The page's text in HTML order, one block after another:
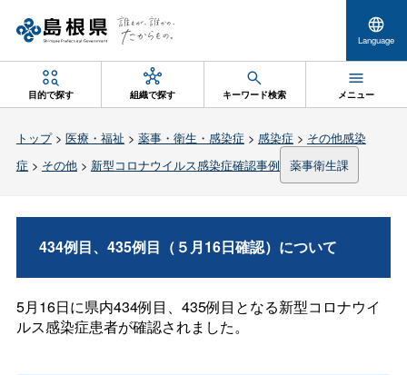
Language
目的で探す 組織で探す キーワード検索 メニュー
トップ> 医療・福祉 > 薬事・衛生・感染症 > 感染症 > その他感染
症 > その他> 新型コロナウイルス感染症確認事例 薬事衛生課
434例目、435例目（５月16日確認）について
5月16日に県内434例目、435例目となる新型コロナウイ
ルス感染症患者が確認されました。